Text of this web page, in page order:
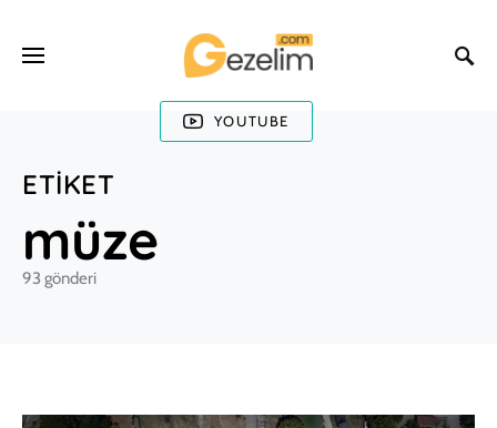
YOUTUBE
ETIKET
müze
93 gönderi